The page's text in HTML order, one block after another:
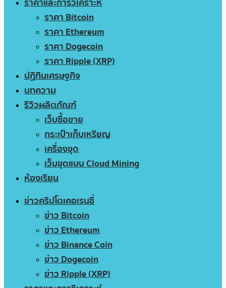
ราคา Bitcoin
ราคา Ethereum
ราคา Dogecoin
ราคา Ripple (XRP)
ปฏิทินเศรษฐกิจ
บทความ
รีวิวผลิตภัณฑ์
เว็บซื้อขาย
กระเป๋าเก็บเหรียญ
เครื่องขุด
เว็บขุดแบบ Cloud Mining
ห้องเรียน
ข่าวคริปโตเคอเรนซี่
ข่าว Bitcoin
ข่าว Ethereum
ข่าว Binance Coin
ข่าว Dogecoin
ข่าว Ripple (XRP)